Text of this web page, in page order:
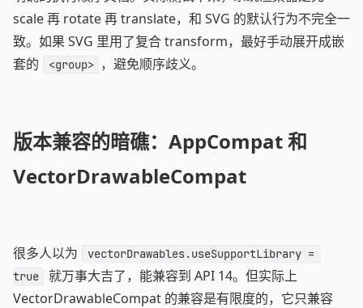
scale 再 rotate 再 translate，和 SVG 的默认行为不完全一
致。如果 SVG 里用了复合 transform，最好手动展开成嵌
套的
<group> ，避免顺序歧义。
版本兼容的暗礁：AppCompat 和
VectorDrawableCompat
很多人以为
vectorDrawables.useSupportLibrary =
true
就万事大吉了，能兼容到 API 14。但实际上
VectorDrawableCompat 的兼容是有限度的，它只兼容